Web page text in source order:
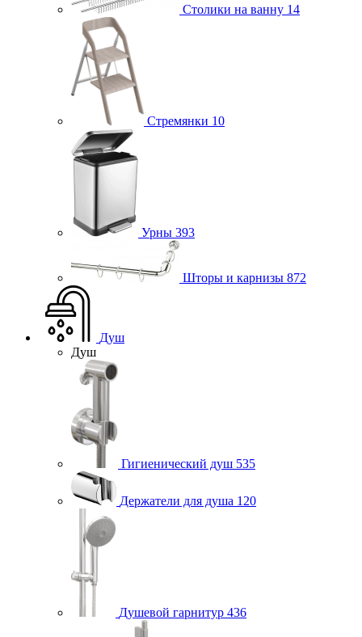
Столики на ванну 14
Стремянки 10
Урны 393
Шторы и карнизы 872
Душ
Душ
Гигиенический душ 535
Держатели для душа 120
Душевой гарнитур 436